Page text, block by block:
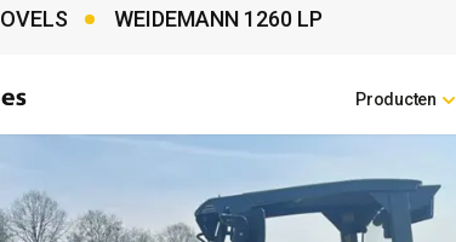
Producten
WEIDEMANN 1260 LP